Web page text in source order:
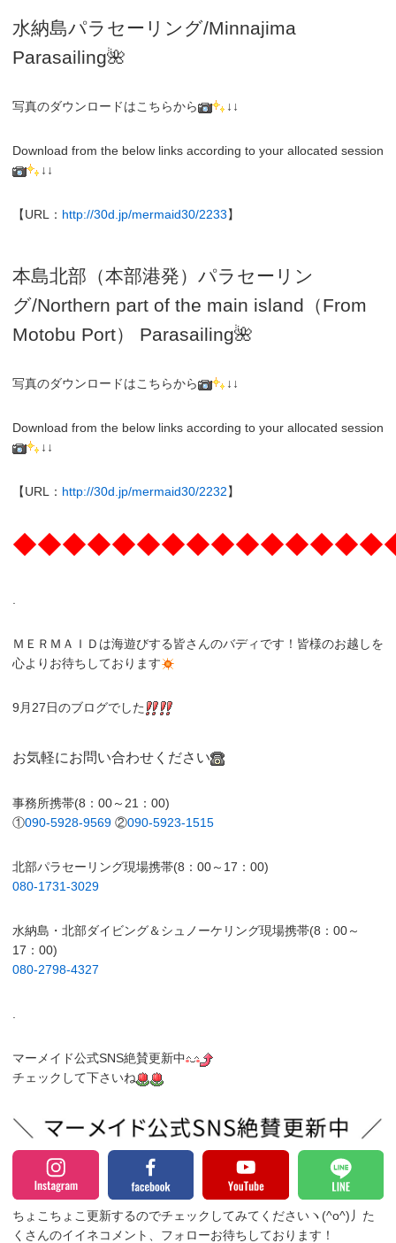
水納島パラセーリング/Minnajima
Parasailing🌺
写真のダウンロードはこちらから ↓↓
Download from the below links according to your allocated session
↓↓
【URL： http://30d.jp/mermaid30/2233】
本島北部（本部港発）パラセーリン
グ/Northern part of the main island（From
Motobu Port）
Parasailing🌺
写真のダウンロードはこちらから ↓↓
Download from the below links according to your allocated session
↓↓
【URL： http://30d.jp/mermaid30/2232】
ＭＥＲＭＡＩＤは海遊びする皆さんのバディです！皆様のお越しを
心よりお待ちしております
9月27日のブログでした
お気軽にお問い合わせください
事務所携帯(8：00～21：00)
①090-5928-9569 ②090-5923-1515
北部パラセーリング現場携帯(8：00～17：00)
080-1731-3029
水納島・北部ダイビング＆シュノーケリング現場携帯(8：00～
17：00)
080-2798-4327
.
マーメイド公式SNS絶賛更新中
チェックして下さいね
ちょこちょこ更新するのでチェックしてみてくださいヽ(^o^)丿 た
くさんのイイネコメント、フォローお待ちしております！